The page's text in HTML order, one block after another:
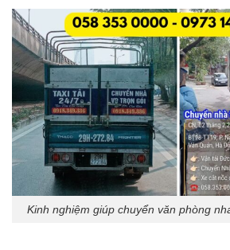
Kinh nghiệm giúp chuyển văn phòng